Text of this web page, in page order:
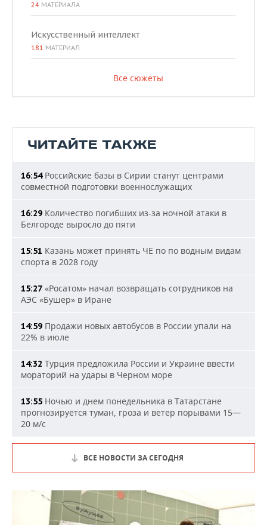
24 МАТЕРИАЛА
Искусственный интеллект
181 МАТЕРИАЛ
Все сюжеты
ЧИТАЙТЕ ТАКЖЕ
16:54Российские базы в Сирии станут центрами
совместной подготовки военнослужащих
16:29 Количество погибших из-за ночной атаки в
Белгороде выросло до пяти
15:51 Казань может принять ЧЕ по по водным видам
спорта в 2028 году
15:27 «Росатом» начал возвращать сотрудников на
АЭС «Бушер» в Иране
14:59 Продажи новых автобусов в России упали на
22% в июле
14:32 Турция предложила России и Украине ввести
мораторий на удары в Черном море
13:55 Ночью и днем понедельника в Татарстане
прогнозируется туман, гроза и ветер порывами 15—
20 м/с
ВСЕ НОВОСТИ ЗА СЕГОДНЯ